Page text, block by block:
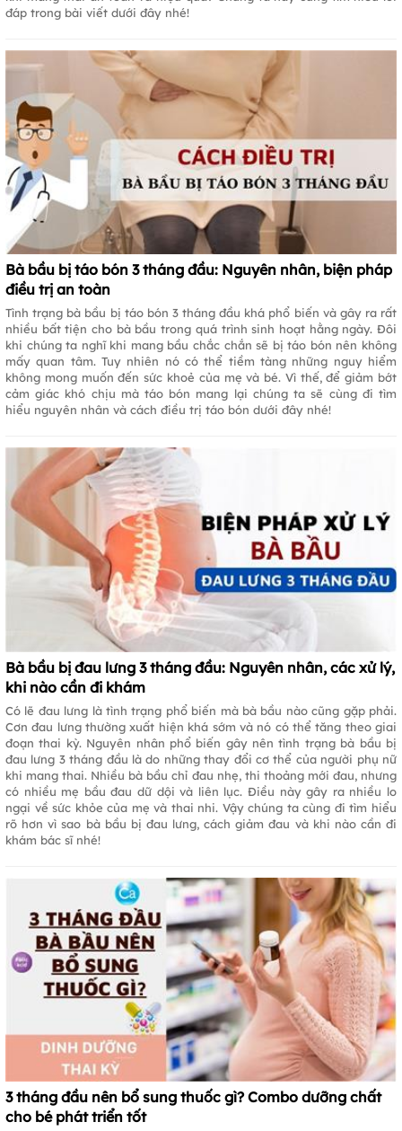
đáp trong bài viết dưới đây nhé!
Bà bầu bị táo bón 3 tháng đầu: Nguyên nhân, biện pháp
điều trị an toàn
Tình trạng bà bầu bị táo bón 3 tháng đầu khá phổ biến và gây ra rất
nhiều bất tiện cho bà bầu trong quá trình sinh hoạt hằng ngày. Đôi
khi chúng ta nghĩ khi mang bầu chắc chắn sẽ bị táo bón nên không
mấy quan tâm. Tuy nhiên nó có thể tiềm tàng những nguy hiểm
không mong muốn đến sức khoẻ của mẹ và bé. Vì thế, để giảm bớt
cảm giác khó chịu mà táo bón mang lại chúng ta sẽ cùng đi tìm
hiểu nguyên nhân và cách điều trị táo bón dưới đây nhé!
Bà bầu bị đau lưng 3 tháng đầu: Nguyên nhân, các xử lý,
khi nào cần đi khám
Có lẽ đau lưng là tình trạng phổ biến mà bà bầu nào cũng gặp phải.
Cơn đau lưng thường xuất hiện khá sớm và nó có thể tăng theo giai
đoạn thai kỳ. Nguyên nhân phổ biến gây nên tình trạng bà bầu bị
đau lưng 3 tháng đầu là do những thay đổi cơ thể của người phụ nữ
khi mang thai. Nhiều bà bầu chỉ đau nhẹ, thi thoảng mới đau, nhưng
có nhiều mẹ bầu đau dữ dội và liên lục. Điều này gây ra nhiều lo
ngại về sức khỏe của mẹ và thai nhi. Vậy chúng ta cùng đi tìm hiểu
rõ hơn vì sao bà bầu bị đau lưng, cách giảm đau và khi nào cần đi
khám bác sĩ nhé!
3 tháng đầu nên bổ sung thuốc gì? Combo dưỡng chất
cho bé phát triển tốt